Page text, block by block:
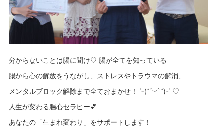
分からないことは腸に聞け♡ 腸が全てを知っている！
腸から心の解放をうながし、ストレスやトラウマの解消、
メンタルブロック解除まで全ておまかせ！╰(*´︶`*)╯♡
人生が変わる腸心セラピー💕
あなたの「生まれ変わり」をサポートします！